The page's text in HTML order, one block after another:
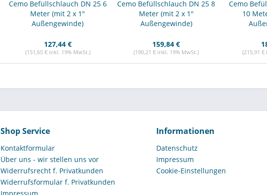
Cemo Befüllschlauch DN 25 6
Meter (mit 2 x 1"
Außengewinde)
127,44 €
(151,65 € inkl. 19% MwSt.)
Cemo Befüllschlauch DN 25 8
Meter (mit 2 x 1"
Außengewinde)
159,84 €
(190,21 € inkl. 19% MwSt.)
Cemo
10
(215,91 €
Shop Service
Kontaktformular
Über uns - wir stellen uns vor
Widerrufsrecht f. Privatkunden
Widerrufsformular f. Privatkunden
Informationen
Datenschutz
Impressum
Cookie-Einstellungen